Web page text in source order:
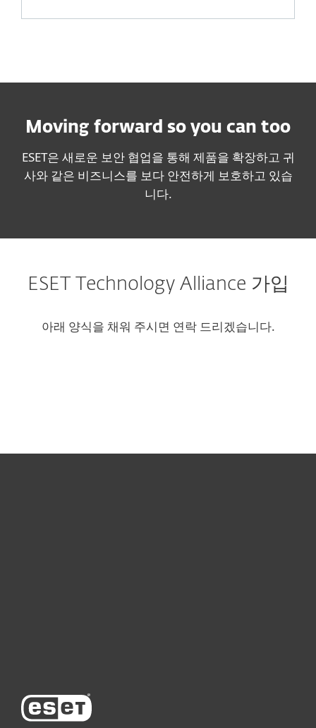
Moving forward so you can too
ESET은 새로운 보안 협업을 통해 제품을 확장하고 귀
사와 같은 비즈니스를 보다 안전하게 보호하고 있습
니다.
ESET Technology Alliance 가입
아래 양식을 채워 주시면 연락 드리겠습니다.